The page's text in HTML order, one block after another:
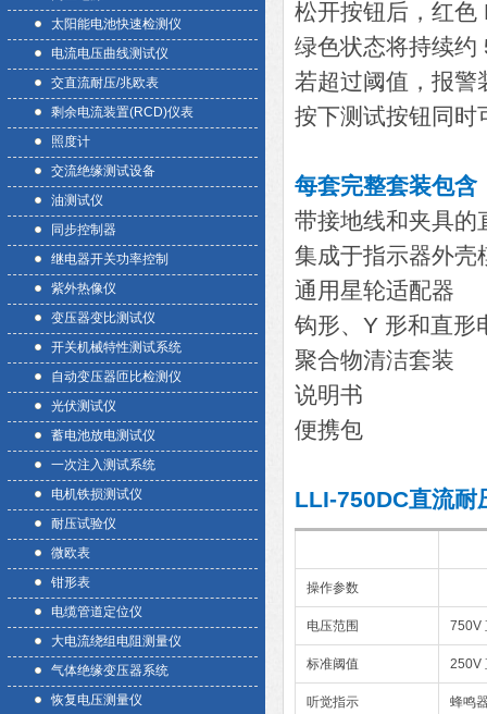
太阳能电池快速检测仪
电流电压曲线测试仪
交直流耐压/兆欧表
剩余电流装置(RCD)仪表
照度计
交流绝缘测试设备
油测试仪
同步控制器
继电器开关功率控制
紫外热像仪
变压器变比测试仪
开关机械特性测试系统
自动变压器匝比检测仪
光伏测试仪
蓄电池放电测试仪
一次注入测试系统
电机铁损测试仪
耐压试验仪
微欧表
钳形表
电缆管道定位仪
大电流绕组电阻测量仪
气体绝缘变压器系统
恢复电压测量仪
松开按钮后，红色
绿色状态将持续约
若超过阈值，报警
按下测试按钮同时
每套完整套装包含
带接地线和夹具的
集成于指示器外壳
通用星轮适配器
钩形、Y 形和直形
聚合物清洁套装
说明书
便携包
LLI-750DC直流耐
操作参数
电压范围 750V
标准阈值 250V
听觉指示 蜂鸣